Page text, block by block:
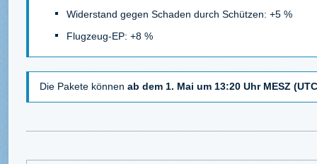
Widerstand gegen Schaden durch Schützen: +5 %
Flugzeug-EP: +8 %
Die Pakete können ab dem 1. Mai um 13:20 Uhr MESZ